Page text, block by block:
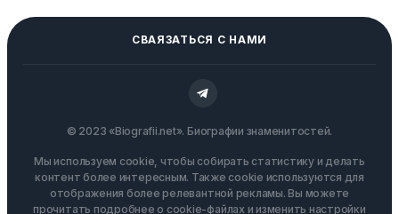
СВАЯЗАТЬСЯ С НАМИ
© 2023 «Biografii.net». Биографии знаменитостей.
Мы используем cookie, чтобы собирать статистику и делать
контент более интересным. Также cookie используются для
отображения более релевантной рекламы. Вы можете
прочитать подробнее о cookie-файлах и изменить настройки